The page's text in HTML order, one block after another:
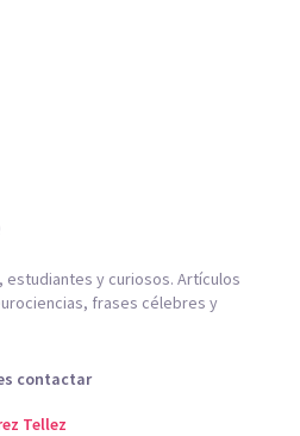
y curiosos. Artículos
frases célebres y
contactar
Tellez